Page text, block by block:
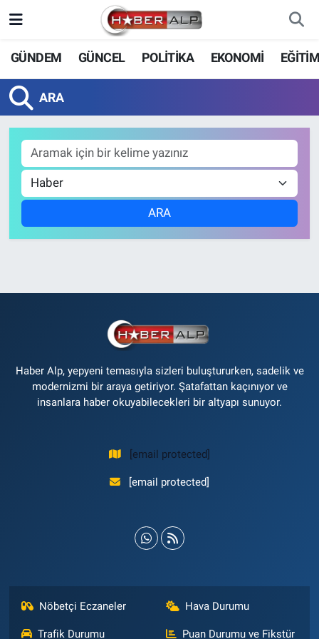
GÜNDEM GÜNCEL POLİTİKA EKONOMİ
ARA
ARA
Haber Alp, yepyeni temasıyla sizleri buluştururken, sadelik ve
modernizmi bir araya getiriyor. Şatafattan kaçınıyor ve
insanlara haber okuyabilecekleri bir altyapı sunuyor.
[email protected]
[email protected]
Nöbetçi Eczaneler Hava Durumu
Trafik Durumu Puan Durumu ve Fikstür
Nöbetçi Eczaneler
Hava Durumu
Trafik Durumu
Süper Lig Puan Durumu ve Fikstür
Tüm Manşetler
Son Dakika Haberleri